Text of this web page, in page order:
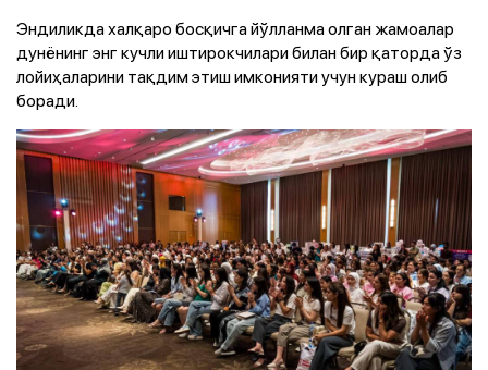
Эндиликда халқаро босқичга йўлланма олган жамоалар
дунёнинг энг кучли иштирокчилари билан бир қаторда ўз
лойиҳаларини тақдим этиш имконияти учун кураш олиб
боради.